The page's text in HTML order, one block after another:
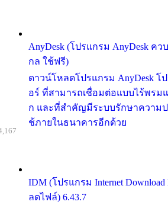
AnyDesk (โปรแกรม AnyDesk ค
กล ใช้ฟรี)
ดาวน์โหลดโปรแกรม AnyDesk
อร์ ที่สามารถเชื่อมต่อแบบไร้พรม
ก และที่สำคัญมีระบบรักษาความ
ช้ภายในธนาคารอีกด้วย
IDM (โปรแกรม Internet
ลดไฟล์) 6.43.7